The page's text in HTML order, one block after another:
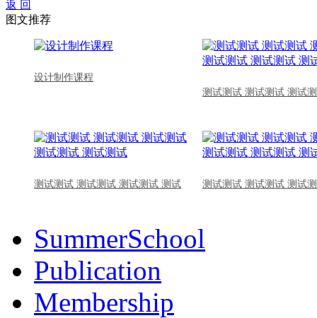
返 回
图文推荐
设计制作课程
测试测试 测试测试 测试
测试测试 测试测试 测试测试 测试 测试测试 测试测试 测试
SummerSchool
Publication
Membership